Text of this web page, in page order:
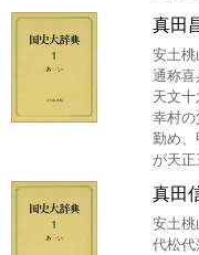
真田
安土桃
通称
天文
幸村
勤め
が天
真田
安土
代松